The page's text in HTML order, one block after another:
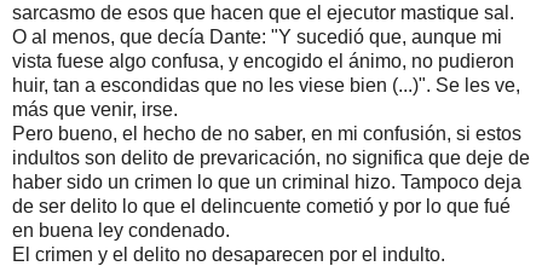
sarcasmo de esos que hacen que el ejecutor mastique sal.
O al menos, que decía Dante: "Y sucedió que, aunque mi
vista fuese algo confusa, y encogido el ánimo, no pudieron
huir, tan a escondidas que no les viese bien (...)". Se les ve,
más que venir, irse.
Pero bueno, el hecho de no saber, en mi confusión, si estos
indultos son delito de prevaricación, no significa que deje de
haber sido un crimen lo que un criminal hizo. Tampoco deja
de ser delito lo que el delincuente cometió y por lo que fué
en buena ley condenado.
El crimen y el delito no desaparecen por el indulto.